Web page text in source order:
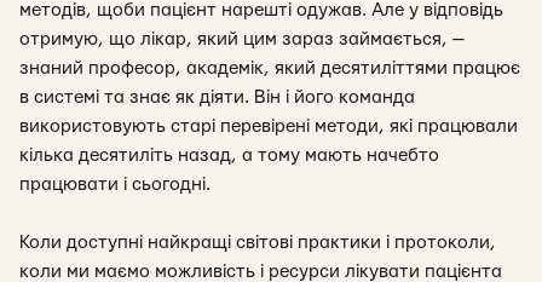
методів, щоби пацієнт нарешті одужав. Але у відповідь
отримую, що лікар, який цим зараз займається, —
знаний професор, академік, який десятиліттями працює
в системі та знає як діяти. Він і його команда
використовують старі перевірені методи, які працювали
кілька десятиліть назад, а тому мають начебто
працювати і сьогодні.
Коли доступні найкращі світові практики і протоколи,
коли ми маємо можливість і ресурси лікувати пацієнта